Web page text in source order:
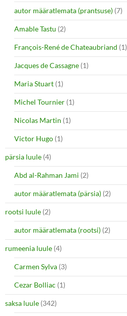
autor määratlemata (prantsuse) (7)
Amable Tastu (2)
François-René de Chateaubriand (1)
Jacques de Cassagne (1)
Maria Stuart (1)
Michel Tournier (1)
Nicolas Martin (1)
Victor Hugo (1)
pärsia luule (4)
Abd al-Rahman Jami (2)
autor määratlemata (pärsia) (2)
rootsi luule (2)
autor määratlemata (rootsi) (2)
rumeenia luule (4)
Carmen Sylva (3)
Cezar Bolliac (1)
saksa luule (342)